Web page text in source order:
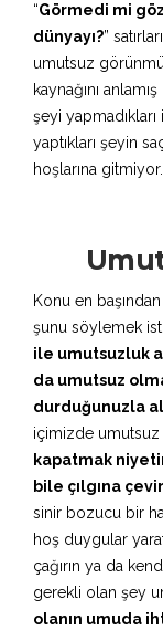
“Görmedi mi
dünyayı?”
umutsuz
kaynağını
şeyi
yaptıkları şeyin
hoşlarına gitmiyor.
Konu en
şunu söylemek
ile umutsuzluk
da umutsuz
durduğunuzla
içimizde
kapatmak
bile çılgına
sinir bozucu bir
hoş duygular
çağırın ya da
gerekli olan şey
olanın umuda